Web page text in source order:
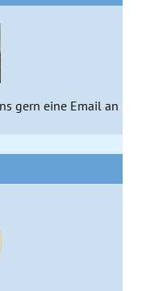
gern eine Email an